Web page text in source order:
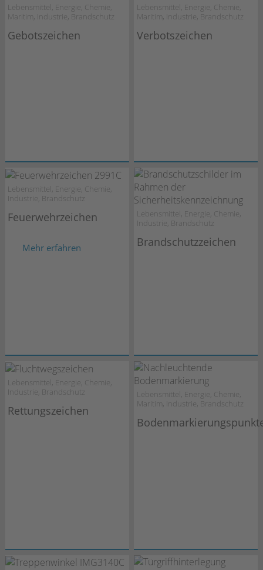
Lebensmittel, Energie, Chemie,
Maritim, Industrie, Brandschutz
Gebotszeichen
Lebensmittel, Energie, Chemie,
Maritim, Industrie, Brandschutz
Verbotszeichen
Lebensmittel, Energie, Chemie,
Industrie, Brandschutz
Feuerwehrzeichen
Mehr erfahren
Lebensmittel, Energie, Chemie,
Industrie, Brandschutz
Brandschutzzeichen
Lebensmittel, Energie, Chemie,
Industrie, Brandschutz
Rettungszeichen
Lebensmittel, Energie, Chemie,
Maritim, Industrie, Brandschutz